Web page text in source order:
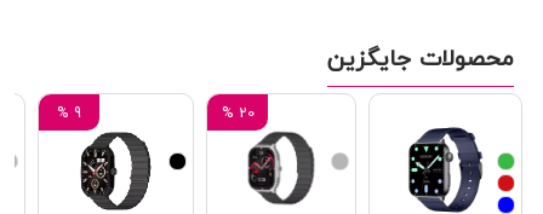
محصولات جایگزین
20
%
9
%